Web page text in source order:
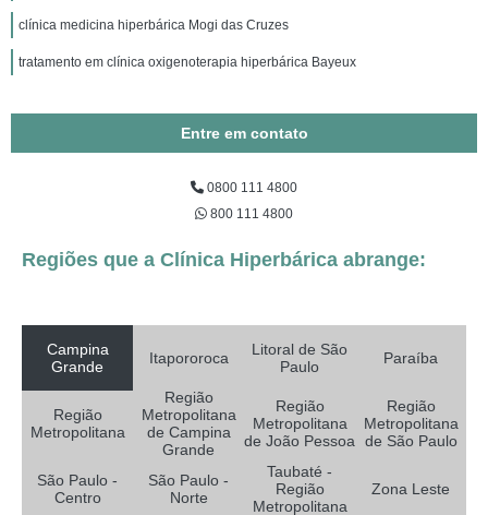
clínica medicina hiperbárica Mogi das Cruzes
tratamento em clínica oxigenoterapia hiperbárica Bayeux
Entre em contato
0800 111 4800
800 111 4800
Regiões que a Clínica Hiperbárica abrange:
Campina
Grande
Itapororoca
Litoral de São
Paulo
Paraíba
Região
Metropolitana
Região
Metropolitana
de Campina
Grande
Região
Metropolitana
de João Pessoa
Região
Metropolitana
de São Paulo
São Paulo -
Centro
São Paulo -
Norte
Taubaté -
Região
Metropolitana
Zona Leste